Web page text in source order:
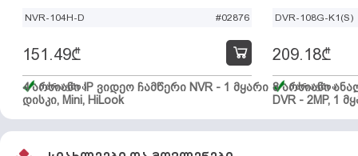
NVR-104H-D #02876
4 არხიანი IP ვიდეო ჩამწერი NVR - 1 მყარი
დისკი, Mini, HiLook
151.49₾
მარაგშია
DVR-108G-K1(S)
8 არხიანი
DVR - 2MP, 1
209.18₾
მარაგშია